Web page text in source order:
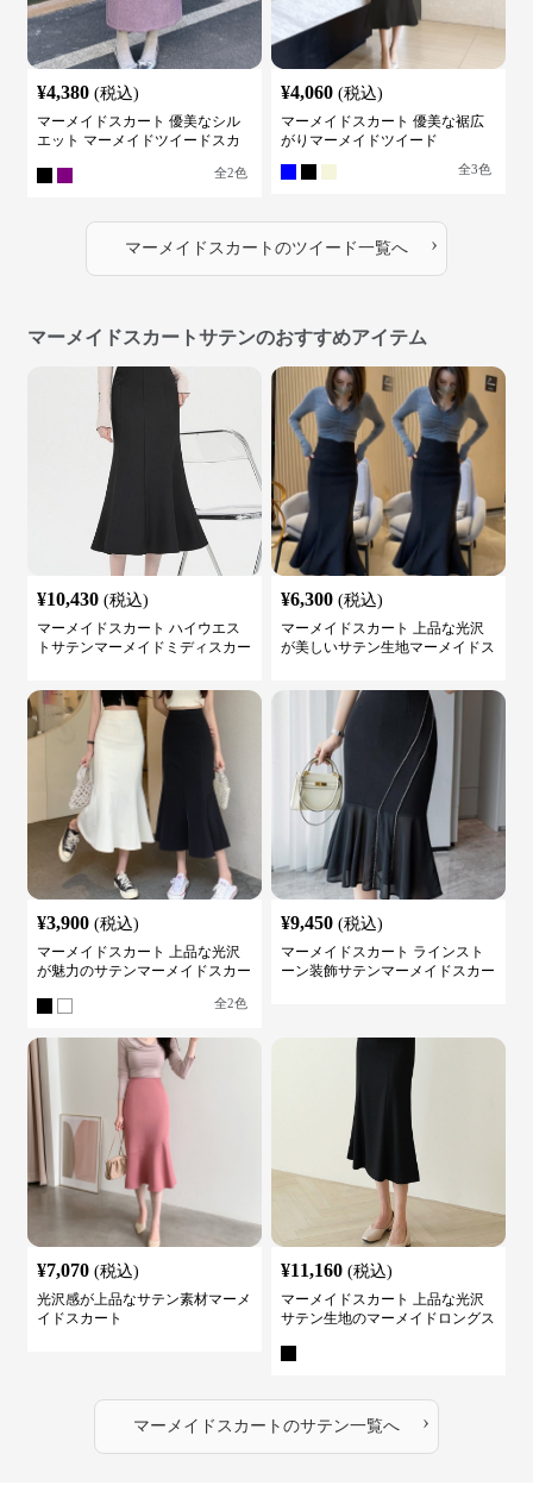
¥4,380 (税込)
マーメイドスカート 優美なシル
エット マーメイドツイードスカ
全2色
¥4,060 (税込)
マーメイドスカート 優美な裾広
がりマーメイドツイード
全3色
マーメイドスカート のツイード一覧へ ›
マーメイドスカートサテンのおすすめアイテム
¥10,430 (税込)
マーメイドスカート ハイウエス
トサテンマーメイドミディスカー
¥6,300 (税込)
マーメイドスカート 上品な光沢
が美しいサテン生地マーメイドス
¥3,900 (税込)
マーメイドスカート 上品な光沢
が魅力のサテンマーメイドスカー
全2色
¥9,450 (税込)
マーメイドスカート ラインスト
ーン装飾サテンマーメイドスカー
¥7,070 (税込)
光沢感が上品なサテン素材マーメ
イドスカート
¥11,160 (税込)
マーメイドスカート 上品な光沢
サテン生地のマーメイドロングス
マーメイドスカート のサテン一覧へ ›